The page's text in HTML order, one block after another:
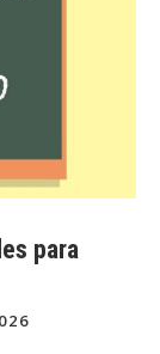
para